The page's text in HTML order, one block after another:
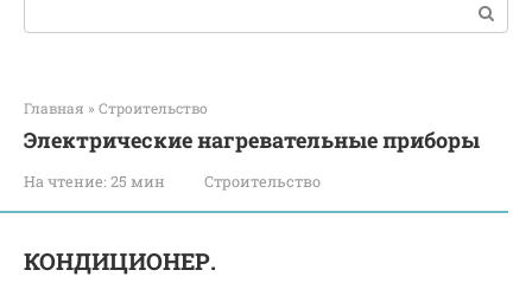
Главная » Строительство
Электрические нагревательные приборы
На чтение: 25 мин Строительство
КОНДИЦИОНЕР.